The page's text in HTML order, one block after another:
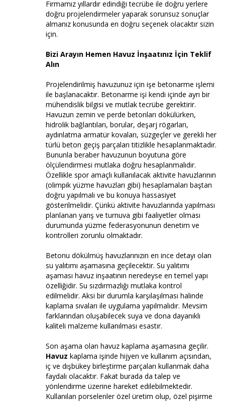
Firmamız yıllardır edindiği tecrübe ile doğru yerlere
doğru projelendirmeler yaparak sorunsuz sonuçlar
almanız konusunda en doğru seçenek olacaktır sizin
için.
Bizi Arayın Hemen Havuz İnşaatınız İçin Teklif
Alın
Projelendirilmiş havuzunuz için işe betonarme işlemi
ile başlanacaktır. Betonarme işi kendi içinde ayrı bir
mühendislik bilgisi ve mutlak tecrübe gerektirir.
Havuzun zemin ve perde betonları dökülürken,
hidrolik bağlantıları, borular, deşarj rögarları,
aydınlatma armatür kovaları, süzgeçler ve gerekli her
türlü beton geçiş parçaları titizlikle hesaplanmaktadır.
Bununla beraber havuzunun boyutuna göre
ölçülendirmesi mutlaka doğru hesaplanmalıdır.
Özellikle spor amaçlı kullanılacak aktivite havuzlarının
(olimpik yüzme havuzları gibi) hesaplamaları baştan
doğru yapılmalı ve bu konuya hassasiyet
gösterilmelidir. Çünkü aktivite havuzlarında yapılması
planlanan yarış ve turnuva gibi faaliyetler olması
durumunda yüzme federasyonunun denetim ve
kontrolleri zorunlu olmaktadır.
Betonu dökülmüş havuzlarınızın en ince detayı olan
su yalıtımı aşamasına geçilecektir. Su yalıtımı
aşaması havuz inşaatının neredeyse en temel yapı
özelliğidir. Su sızdırmazlığı mutlaka kontrol
edilmelidir. Aksi bir durumla karşılaşılması halinde
kaplama sıvaları ile uygulama yapılmalıdır. Mevsim
farklarından oluşabilecek suya ve dona dayanıklı
kaliteli malzeme kullanılması esastır.
Son aşama olan havuz kaplama aşamasına geçilir.
Havuz kaplama işinde hijyen ve kullanım açısından,
iç ve dışbükey birleştirme parçaları kullanmak daha
faydalı olacaktır. Fakat burada da talep ve
yönlendirme üzerine hareket edilebilmektedir.
Kullanılan porselenler özel üretim olup, özel pişirme